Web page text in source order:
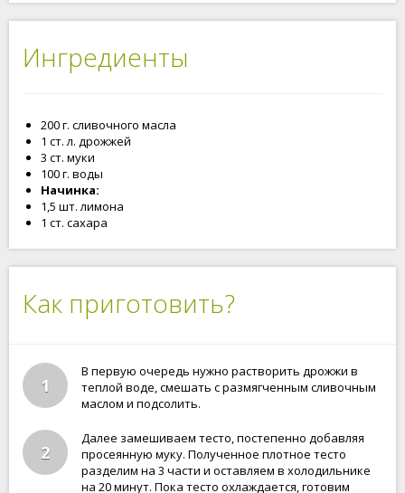
Ингредиенты
200 г. сливочного масла
1 ст. л. дрожжей
3 ст. муки
100 г. воды
Начинка:
1,5 шт. лимона
1 ст. сахара
Как приготовить?
1
В первую очередь нужно растворить дрожжи в
теплой воде, смешать с размягченным сливочным
маслом и подсолить.
2
Далее замешиваем тесто, постепенно добавляя
просеянную муку. Полученное плотное тесто
разделим на 3 части и оставляем в холодильнике
на 20 минут. Пока тесто охлаждается, готовим